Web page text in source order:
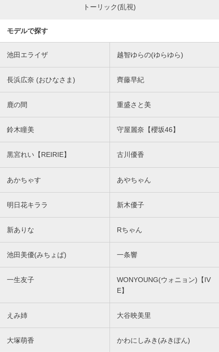
トーリック(乱視)
モデルで探す
池田エライザ 越智ゆらの(ゆらゆら)
長浜広奈 (おひなさま) 齊藤早紀
鹿の間 重盛さと美
鈴木瞳美 守屋麗奈【櫻坂46】
黒宮れい【REIRIE】 古川優香
あかちゃす あやちゃん
明日花キララ 新木優子
新ありな Rちゃん
池田美優(みちょぱ) 一条響
一生友子
WONYOUNG(ウォニョン)【IV
E】
えみ姉 大谷映美里
大塚萌香 かわにしみき(みきぽん)